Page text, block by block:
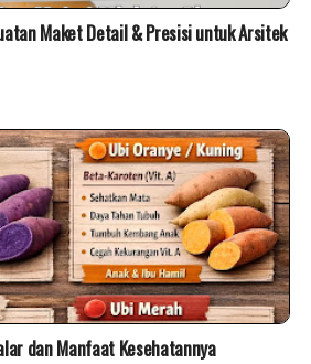
Maket Detail & Presisi untuk Arsitek
dan Manfaat Kesehatannya